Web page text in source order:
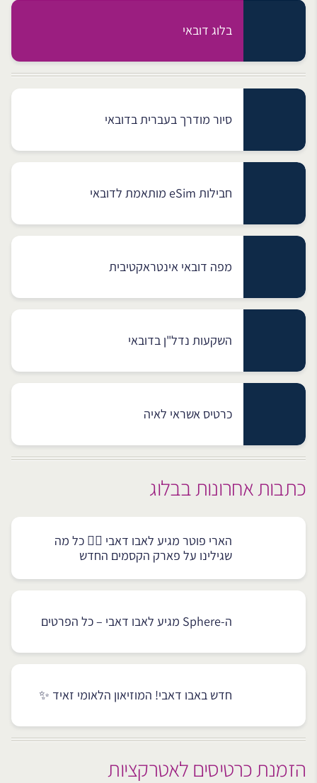
בלוג דובאי
סיור מודרך בעברית בדובאי
חבילות eSim מותאמת לדובאי
מפה דובאי אינטראקטיבית
השקעות נדל"ן בדובאי
כרטיס אשראי לאיה
כתבות אחרונות בבלוג
הארי פוטר מגיע לאבו דאבי 🧙‍♂️ כל מה
שגילינו על פארק הקסמים החדש
ה-Sphere מגיע לאבו דאבי – כל הפרטים
חדש באבו דאבי! המוזיאון הלאומי זאיד ✨
הזמנת כרטיסים לאטרקציות